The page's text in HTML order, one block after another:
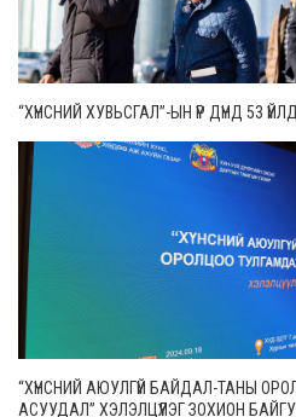
“ХҮНСНИЙ ХУВЬСГАЛ”-ЫН ҮР ДҮНД 53
“ХҮНСНИЙ АЮУЛГҮЙ БАЙДАЛ-ТАНЫ
АСУУДАЛ” ХЭЛЭЛЦҮҮЛЭГ ЗОХИОН